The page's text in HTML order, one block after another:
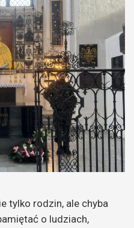
tylko rodzin, ale chyba
o ludziach,